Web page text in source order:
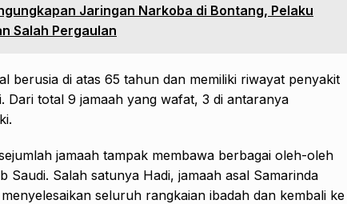
Jaringan Narkoba di Bontang, Pelaku
Salah Pergaulan
berusia di atas 65 tahun dan memiliki riwayat penyakit
Dari total 9 jamaah yang wafat, 3 di antaranya
jamaah tampak membawa berbagai oleh-oleh
Saudi. Salah satunya Hadi, jamaah asal Samarinda
seluruh rangkaian ibadah dan kembali ke